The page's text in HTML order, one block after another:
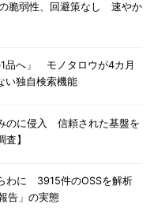
脆弱性、回避策なし 速やか
1品へ」 モノタロウが4カ月
い独自検索機能
のに侵入 信頼された基盤を
】
わに 3915件のOSSを解析
告」の実態